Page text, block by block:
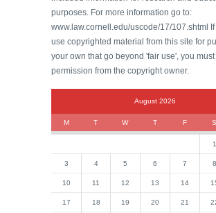
purposes. For more information go to:
www.law.cornell.edu/uscode/17/107.shtml
use copyrighted material from this site for
your own that go beyond 'fair use', you
permission from the copyright owner.
August 2026
M T W T F S
1
3 4 5 6 7 8
10 11 12 13 14
17 18 19 20 21